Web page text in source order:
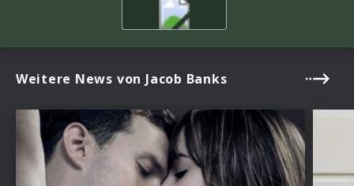
Weitere News von Jacob Banks